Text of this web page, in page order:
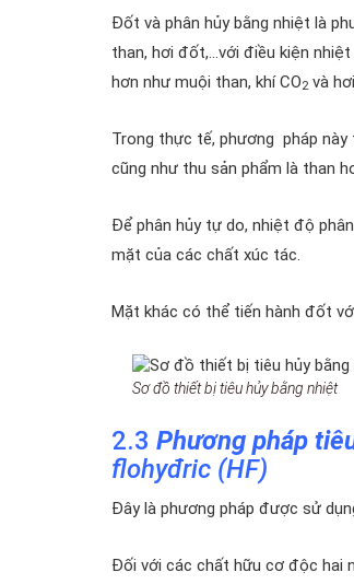
Đốt và phân hủy bằng nhiệt là
than, hơi đốt,…với điều kiện
hơn như muội than, khí CO2 và
Trong thực tế, phương pháp
cũng như thu sản phẩm là than
Để phân hủy tự do, nhiệt độ
mặt của các chất xúc tác.
Mặt khác có thể tiến hành đốt
Sơ đồ thiết bị tiêu hủy bằng nhiệt
2.3 Phương pháp
flohyđric (HF)
Đây là phương pháp được sử
Đối với các chất hữu cơ độc hai